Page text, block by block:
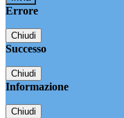
Errore
Chiudi
Successo
Chiudi
Informazione
Chiudi